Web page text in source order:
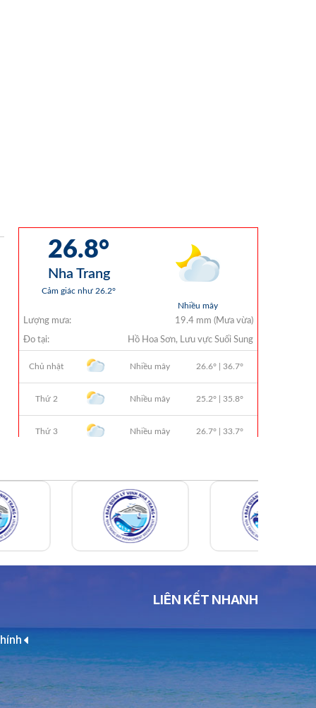
Dự Thảo Quyết Định Quy Định Cụ Thể
Các Yếu Tố Để Ước Tính Tổng Doanh
Thu Phát Triển, Ước Tính Tổng Chi Phí
Phát Triển Của Thửa Đất, Khu Đất Khi
Xác Định Giá Đất Theo Phương Pháp
Thặng Dư Và Các Yếu Tố Ảnh Hưởng
Đến Giá Đất Khi Xác Định Giá Đất Cụ
Thể Trên Địa Bàn Tỉnh Khánh Hòa
THÔNG BÁO Số 707/TB-VNT: Kết Quả
Lựa Chọn Đơn Vị Tổ Chức Đấu Giá Tài
Sản Đối Với Mô Tô Nước Cứu Hộ VNT
01 Biển Số KH-0834
THÔNG BÁO Số 706/TB-VNT: Kết Quả
THÔNG BÁO Số 659/TB-VNT Năm
2026 V/v Đính Chính Thông Báo Số
641/TB-VNT Ngày 18/05/2026 Của
Ban Quản Lý Vịnh Nha Trang Về Việc
Lựa Chọn Tổ Chức Đấu Giá Tài Sản
NỘI QUY BẾN THỦY NỘI ĐỊA PHÚ QUÝ
QUYẾT ĐỊNH 939/QĐ-VNT Về Việc
Công Khai Thực Hiện Dự Toán Thu –
Chi Ngân Sách 6 Tháng Đầu Năm 2026
LIÊN KẾT NHANH